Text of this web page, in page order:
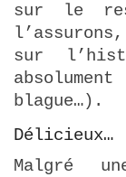
sur le
sur
blague…).
Délicieux…
Malgré